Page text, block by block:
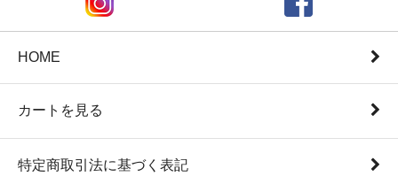
HOME
カートを見る
特定商取引法に基づく表記